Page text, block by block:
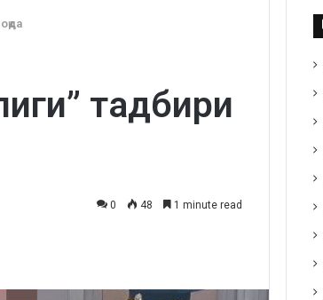
тадбири
0 48 1 minute read